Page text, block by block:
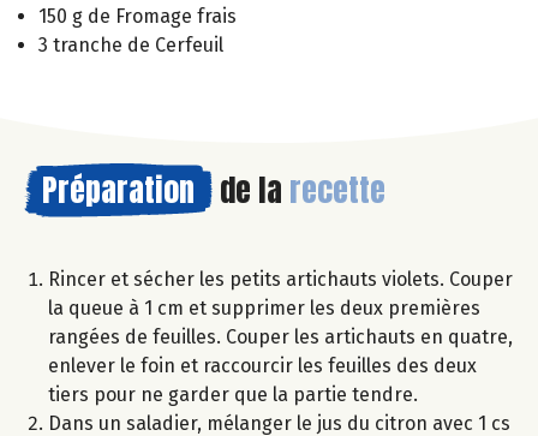
150 g de Fromage frais
3 tranche de Cerfeuil
Préparation de la recette
Rincer et sécher les petits artichauts violets. Couper
la queue à 1 cm et supprimer les deux premières
rangées de feuilles. Couper les artichauts en quatre,
enlever le foin et raccourcir les feuilles des deux
tiers pour ne garder que la partie tendre.
Dans un saladier, mélanger le jus du citron avec 1 cs